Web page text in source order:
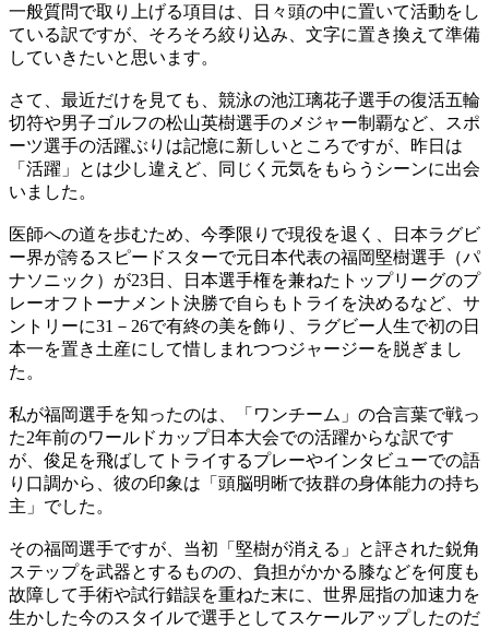
一般質問で取り上げる項目は、日々頭の中に置いて活動をし
ている訳ですが、そろそろ絞り込み、文字に置き換えて準備
していきたいと思います。
さて、最近だけを見ても、競泳の池江璃花子選手の復活五輪
切符や男子ゴルフの松山英樹選手のメジャー制覇など、スポ
ーツ選手の活躍ぶりは記憶に新しいところですが、昨日は
「活躍」とは少し違えど、同じく元気をもらうシーンに出会
いました。
医師への道を歩むため、今季限りで現役を退く、日本ラグビ
ー界が誇るスピードスターで元日本代表の福岡堅樹選手（パ
ナソニック）が23日、日本選手権を兼ねたトップリーグのプ
レーオフトーナメント決勝で自らもトライを決めるなど、サ
ントリーに31－26で有終の美を飾り、ラグビー人生で初の日
本一を置き土産にして惜しまれつつジャージーを脱ぎまし
た。
私が福岡選手を知ったのは、「ワンチーム」の合言葉で戦っ
た2年前のワールドカップ日本大会での活躍からな訳です
が、俊足を飛ばしてトライするプレーやインタビューでの語
り口調から、彼の印象は「頭脳明晰で抜群の身体能力の持ち
主」でした。
その福岡選手ですが、当初「堅樹が消える」と評された鋭角
ステップを武器とするものの、負担がかかる膝などを何度も
故障して手術や試行錯誤を重ねた末に、世界屈指の加速力を
生かした今のスタイルで選手としてスケールアップしたのだ